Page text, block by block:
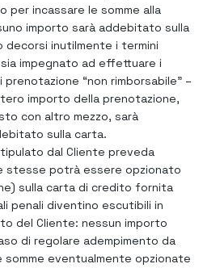
per incassare le somme alla
importo sarà addebitato sulla
decorsi inutilmente i termini
impegnato ad effettuare i
“non rimborsabile” –
importo della prenotazione,
con altro mezzo, sarà
sulla carta.
dal Cliente preveda
stesse potrà essere opzionato
sulla carta di credito fornita
penali diventino escutibili in
del Cliente: nessun importo
di regolare adempimento da
eventualmente opzionate